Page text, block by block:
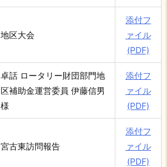
地区大会
添付フ
ァイル
(PDF)
卓話 ロータリー財団部門地
区補助金運営委員 伊藤信男
様
添付フ
ァイル
(PDF)
宮古東訪問報告
添付フ
ァイル
(PDF)